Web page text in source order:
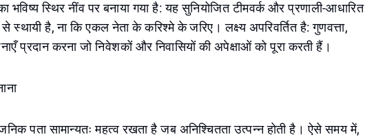
भविष्य स्थिर नींव पर बनाया गया है: यह सुनियोजित टीमवर्क और प्रणाली-आधारित
स्थायी है, ना कि एकल नेता के करिश्मे के जरिए। लक्ष्य अपरिवर्तित है: गुणवत्ता,
प्रदान करना जो निवेशकों और निवासियों की अपेक्षाओं को पूरा करती हैं।
पता सामान्यतः महत्व रखता है जब अनिश्चितता उत्पन्न होती है। ऐसे समय में,